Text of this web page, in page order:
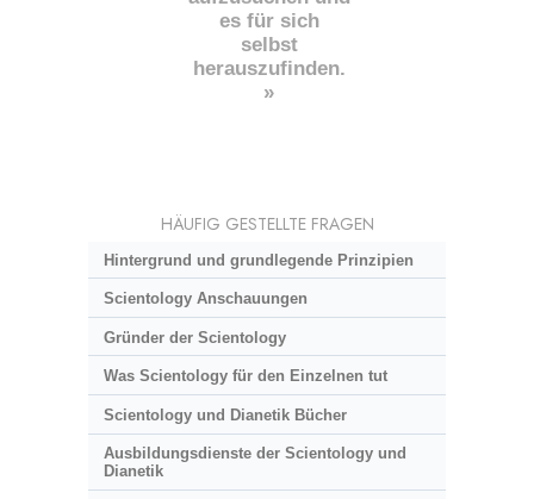
es für sich
selbst
herauszufinden.
»
HÄUFIG GESTELLTE FRAGEN
Hintergrund und grundlegende Prinzipien
Scientology Anschauungen
Gründer der Scientology
Was Scientology für den Einzelnen tut
Scientology und Dianetik Bücher
Ausbildungsdienste der Scientology und
Dianetik